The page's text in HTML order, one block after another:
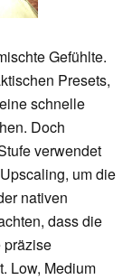
Gefühlte.
Presets,
schnelle
Doch
verwendet
um die
nativen
dass die
präzise
Low, Medium